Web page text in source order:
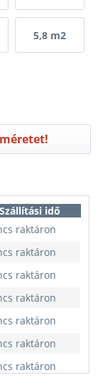
5,8 m2
Szállítási idő
raktáron
raktáron
raktáron
raktáron
raktáron
raktáron
raktáron